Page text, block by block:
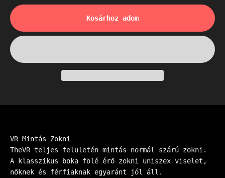
Kosárhoz adom
VR Mintás Zokni
TheVR teljes felületén mintás normál szárú zokni.
A klasszikus boka fölé érő zokni uniszex viselet,
nőknek és férfiaknak egyaránt jól áll.